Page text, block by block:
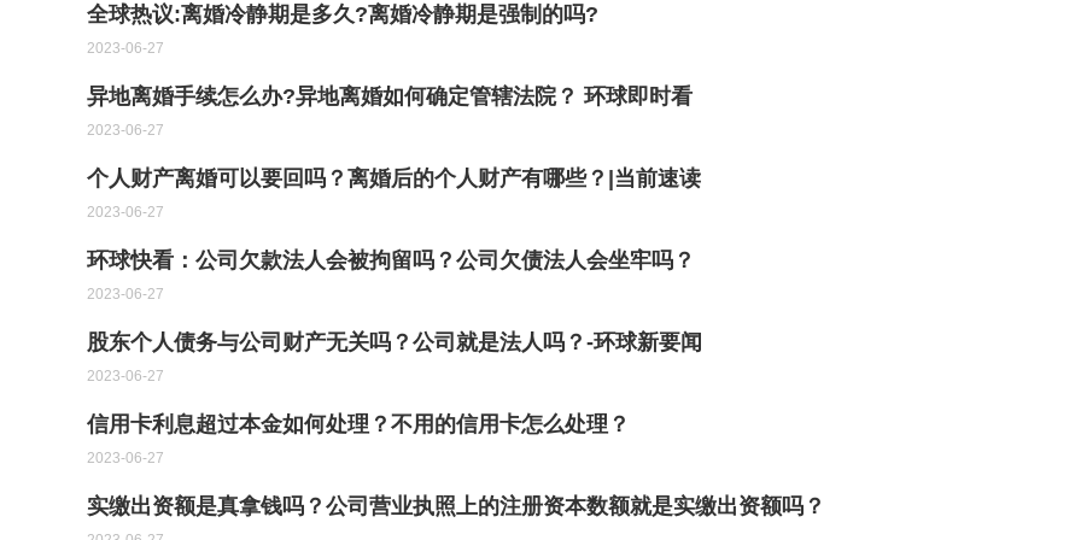
全球热议:离婚冷静期是多久?离婚冷静期是强制的吗?
2023-06-27
异地离婚手续怎么办?异地离婚如何确定管辖法院？ 环球即时看
2023-06-27
个人财产离婚可以要回吗？离婚后的个人财产有哪些？|当前速读
2023-06-27
环球快看：公司欠款法人会被拘留吗？公司欠债法人会坐牢吗？
2023-06-27
股东个人债务与公司财产无关吗？公司就是法人吗？-环球新要闻
2023-06-27
信用卡利息超过本金如何处理？不用的信用卡怎么处理？
2023-06-27
实缴出资额是真拿钱吗？公司营业执照上的注册资本数额就是实缴出资额吗？